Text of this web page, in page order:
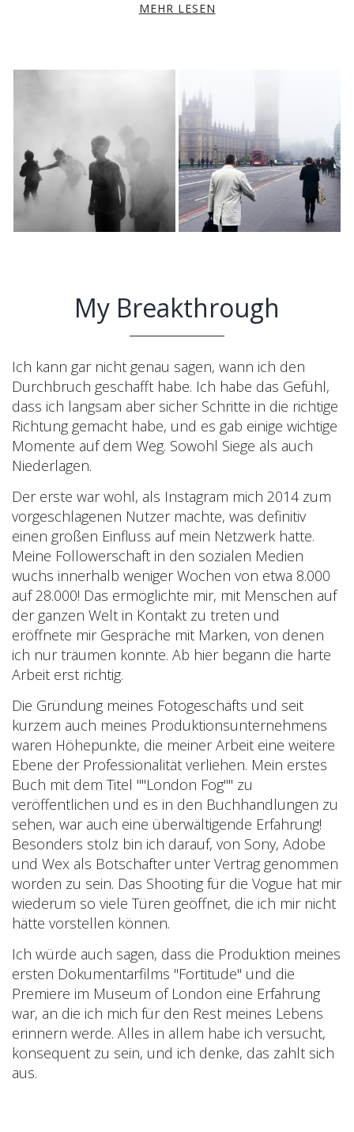
MEHR LESEN
My Breakthrough
Ich kann gar nicht genau sagen, wann ich den
Durchbruch geschafft habe. Ich habe das Gefühl,
dass ich langsam aber sicher Schritte in die richtige
Richtung gemacht habe, und es gab einige wichtige
Momente auf dem Weg. Sowohl Siege als auch
Niederlagen.
Der erste war wohl, als Instagram mich 2014 zum
vorgeschlagenen Nutzer machte, was definitiv
einen großen Einfluss auf mein Netzwerk hatte.
Meine Followerschaft in den sozialen Medien
wuchs innerhalb weniger Wochen von etwa 8.000
auf 28.000! Das ermöglichte mir, mit Menschen auf
der ganzen Welt in Kontakt zu treten und
eröffnete mir Gespräche mit Marken, von denen
ich nur träumen konnte. Ab hier begann die harte
Arbeit erst richtig.
Die Gründung meines Fotogeschäfts und seit
kurzem auch meines Produktionsunternehmens
waren Höhepunkte, die meiner Arbeit eine weitere
Ebene der Professionalität verliehen. Mein erstes
Buch mit dem Titel ""London Fog"" zu
veröffentlichen und es in den Buchhandlungen zu
sehen, war auch eine überwältigende Erfahrung!
Besonders stolz bin ich darauf, von Sony, Adobe
und Wex als Botschafter unter Vertrag genommen
worden zu sein. Das Shooting für die Vogue hat mir
wiederum so viele Türen geöffnet, die ich mir nicht
hätte vorstellen können.
Ich würde auch sagen, dass die Produktion meines
ersten Dokumentarfilms "Fortitude" und die
Premiere im Museum of London eine Erfahrung
war, an die ich mich für den Rest meines Lebens
erinnern werde. Alles in allem habe ich versucht,
konsequent zu sein, und ich denke, das zahlt sich
aus.